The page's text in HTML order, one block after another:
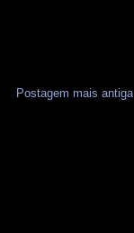
Postagem mais antiga